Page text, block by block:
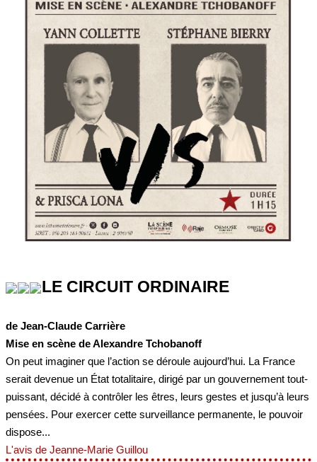
LE CIRCUIT ORDINAIRE
de Jean-Claude Carrière
Mise en scène de Alexandre Tchobanoff
On peut imaginer que l’action se déroule aujourd’hui. La France
serait devenue un État totalitaire, dirigé par un gouvernement tout-
puissant, décidé à contrôler les êtres, leurs gestes et jusqu’à leurs
pensées. Pour exercer cette surveillance permanente, le pouvoir
dispose...
L'avis de Jeanne-Marie Guillou